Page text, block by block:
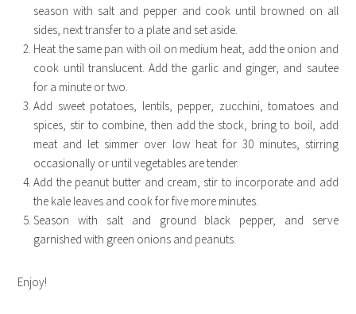
season with salt and pepper and cook until browned on all
sides, next transfer to a plate and set aside.
Heat the same pan with oil on medium heat, add the onion and
cook until translucent. Add the garlic and ginger, and sautee
for a minute or two.
Add sweet potatoes, lentils, pepper, zucchini, tomatoes and
spices, stir to combine, then add the stock, bring to boil, add
meat and let simmer over low heat for 30 minutes, stirring
occasionally or until vegetables are tender.
Add the peanut butter and cream, stir to incorporate and add
the kale leaves and cook for five more minutes.
Season with salt and ground black pepper, and serve
garnished with green onions and peanuts.
Enjoy!